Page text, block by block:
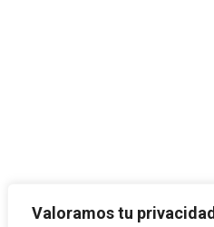
Valoramos tu privacidad